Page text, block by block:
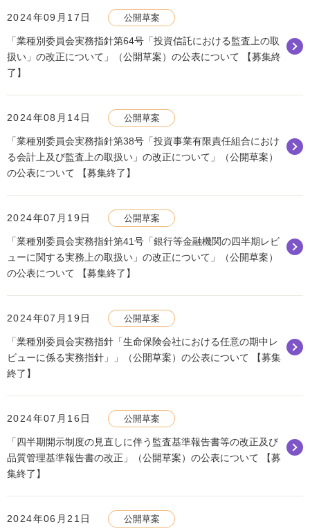
2024年09月17日 公開草案
「業種別委員会実務指針第64号「投資信託における監査上の取
扱い」の改正について」（公開草案）の公表について 【募集終
了】
2024年08月14日 公開草案
「業種別委員会実務指針第38号「投資事業有限責任組合におけ
る会計上及び監査上の取扱い」の改正について」（公開草案）
の公表について 【募集終了】
2024年07月19日 公開草案
「業種別委員会実務指針第41号「銀行等金融機関の四半期レビ
ューに関する実務上の取扱い」の改正について」（公開草案）
の公表について 【募集終了】
2024年07月19日 公開草案
「業種別委員会実務指針「生命保険会社における任意の期中レ
ビューに係る実務指針」」（公開草案）の公表について 【募集
終了】
2024年07月16日 公開草案
「四半期開示制度の見直しに伴う監査基準報告書等の改正及び
品質管理基準報告書の改正」（公開草案）の公表について 【募
集終了】
2024年06月21日 公開草案